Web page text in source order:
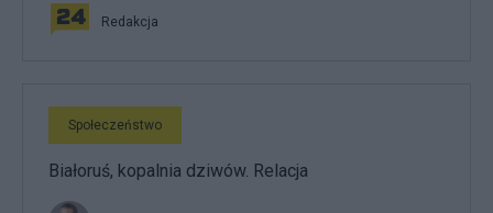
Redakcja
Społeczeństwo
Białoruś, kopalnia dziwów. Relacja